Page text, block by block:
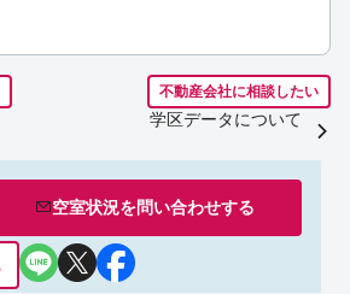
不動産会社に相談したい
学区データについて
空室状況を問い合わせする